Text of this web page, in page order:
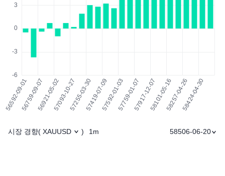
시장 경향( XAUUSD ) 1m 58506-06-20